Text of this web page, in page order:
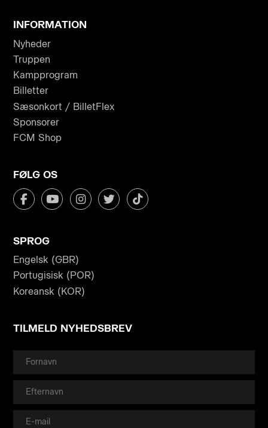
INFORMATION
Nyheder
Truppen
Kampprogram
Billetter
Sæsonkort / BilletFlex
Sponsorer
FCM Shop
FØLG OS
SPROG
Engelsk (GBR)
Portugisisk (POR)
Koreansk (KOR)
TILMELD NYHEDSBREV